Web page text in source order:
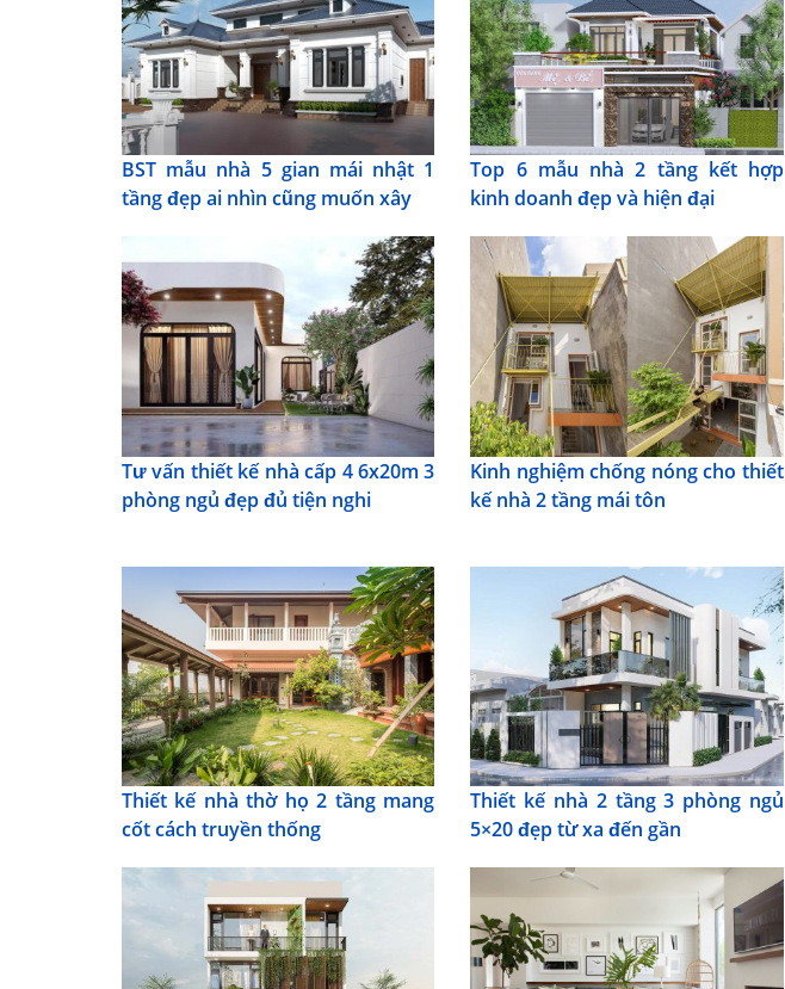
BST mẫu nhà 5 gian mái nhật 1
tầng đẹp ai nhìn cũng muốn xây
Top 6 mẫu nhà 2 tầng kết hợp
kinh doanh đẹp và hiện đại
Tư vấn thiết kế nhà cấp 4 6x20m 3
phòng ngủ đẹp đủ tiện nghi
Kinh nghiệm chống nóng cho thiết
kế nhà 2 tầng mái tôn
Thiết kế nhà thờ họ 2 tầng mang
cốt cách truyền thống
Thiết kế nhà 2 tầng 3 phòng ngủ
5×20 đẹp từ xa đến gần